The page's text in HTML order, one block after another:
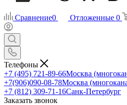
Сравнение0 Отложенные 0
Телефоны
+7 (495) 721-89-66Москва
+7(906)090-08-78Москва
+7 (812) 309-71-16Санк-Петербург
Заказать звонок